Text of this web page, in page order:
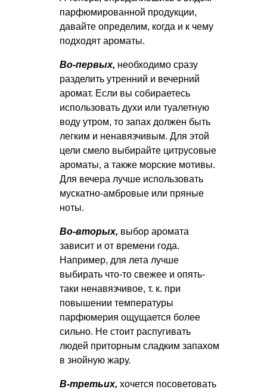
парфюмированной продукции,
давайте определим, когда и к чему
подходят ароматы.
Во-первых, необходимо сразу
разделить утренний и вечерний
аромат. Если вы собираетесь
использовать духи или туалетную
воду утром, то запах должен быть
легким и ненавязчивым. Для этой
цели смело выбирайте цитрусовые
ароматы, а также морские мотивы.
Для вечера лучше использовать
мускатно-амбровые или пряные
ноты.
Во-вторых, выбор аромата
зависит и от времени года.
Например, для лета лучше
выбирать что-то свежее и опять-
таки ненавязчивое, т. к. при
повышении температуры
парфюмерия ощущается более
сильно. Не стоит распугивать
людей приторным сладким запахом
в знойную жару.
В-третьих, хочется посоветовать